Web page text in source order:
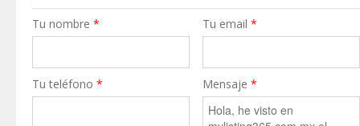
Tu nombre * Tu email*
Tu teléfono * Mensaje*